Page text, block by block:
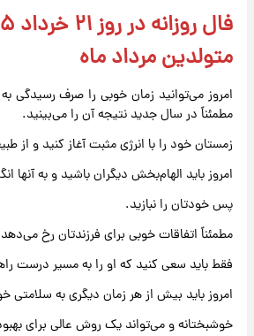
متولدین مرداد ماه
امروز می‌توانید زمان خوبی را صرف رسیدگی
مطمئناً در سال جدید نتیجه آن را می‌بینید.
زمستان خود را با انرژی مثبت آغاز کنید و از
امروز باید الهام‌بخش دیگران باشید و به آنها
پس خودتان را نبازید.
مطمئناً اتفاقات خوبی برای فرزندتان رخ
فقط باید سعی کنید که او را به مسیر درست
امروز باید بیش از هر زمان دیگری به
خوشبختانه و می‌تواند یک روش عالی برای